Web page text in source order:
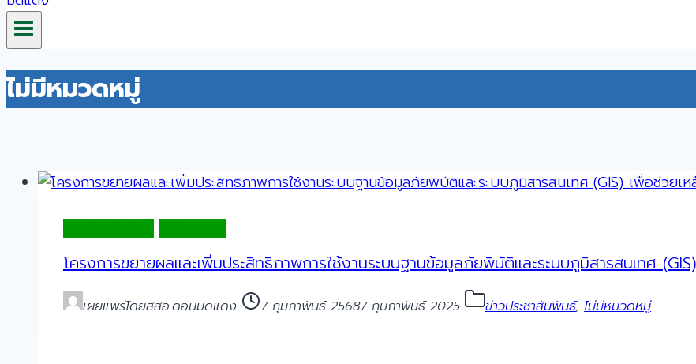
ไม่มีหมวดหมู่
โครงการขยายผลและเพิ่มประสิทธิภาพการใช้งานระบบฐานข้อมูลภัยพิบัติและระบบภูมิสารสนเทศ
เผยแพร่โดยสสอ.ดอนมดแดง 7 กุมภาพันธ์ 25687 กุมภาพันธ์ 2025 ข่าวประชาสัมพันธ์, ไม่มีหมวดหมู่